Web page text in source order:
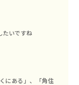
たいですね
にある」、「角住